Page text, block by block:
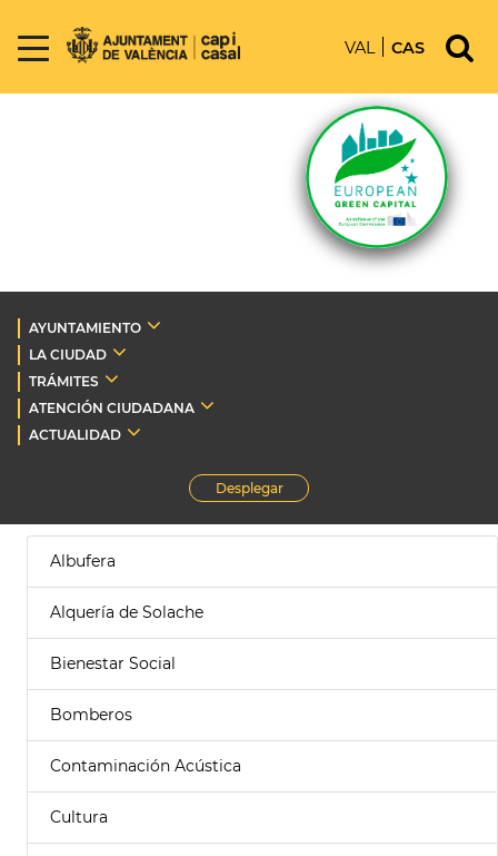
VAL CAS
AYUNTAMIENTO
LA CIUDAD
TRÁMITES
ATENCIÓN CIUDADANA
ACTUALIDAD
Desplegar
Albufera
Alquería de Solache
Bienestar Social
Bomberos
Contaminación Acústica
Cultura